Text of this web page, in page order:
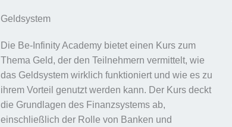
Geldsystem
Die Be-Infinity Academy bietet einen Kurs zum
Thema Geld, der den Teilnehmern vermittelt, wie
das Geldsystem wirklich funktioniert und wie es zu
ihrem Vorteil genutzt werden kann. Der Kurs deckt
die Grundlagen des Finanzsystems ab,
einschließlich der Rolle von Banken und